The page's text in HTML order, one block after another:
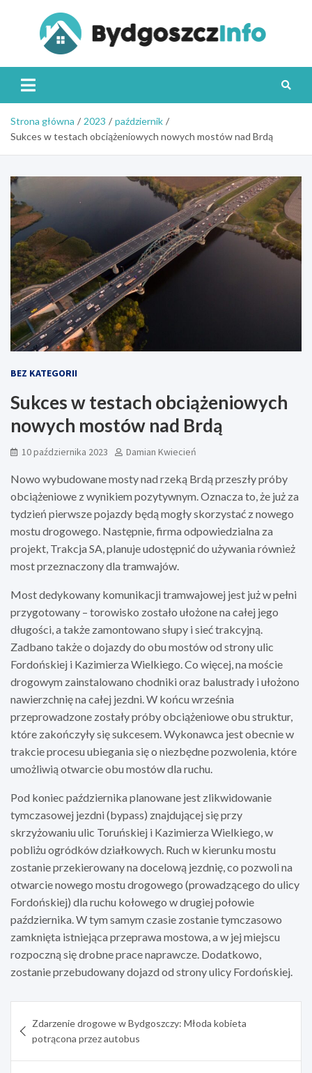
Strona główna 2023
październik
Sukces w testach obciążeniowych nowych mostów nad Brdą
BEZ KATEGORII
Sukces w testach obciążeniowych
nowych mostów nad Brdą
10 października 2023 Damian Kwiecień
Nowo wybudowane mosty nad rzeką Brdą przeszły próby
obciążeniowe z wynikiem pozytywnym. Oznacza to, że już za
tydzień pierwsze pojazdy będą mogły skorzystać z nowego
mostu drogowego. Następnie, firma odpowiedzialna za
projekt, Trakcja SA, planuje udostępnić do używania również
most przeznaczony dla tramwajów.
Most dedykowany komunikacji tramwajowej jest już w pełni
przygotowany – torowisko zostało ułożone na całej jego
długości, a także zamontowano słupy i sieć trakcyjną.
Zadbano także o dojazdy do obu mostów od strony ulic
Fordońskiej i Kazimierza Wielkiego. Co więcej, na moście
drogowym zainstalowano chodniki oraz balustrady i ułożono
nawierzchnię na całej jezdni. W końcu września
przeprowadzone zostały próby obciążeniowe obu struktur,
które zakończyły się sukcesem. Wykonawca jest obecnie w
trakcie procesu ubiegania się o niezbędne pozwolenia, które
umożliwią otwarcie obu mostów dla ruchu.
Pod koniec października planowane jest zlikwidowanie
tymczasowej jezdni (bypass) znajdującej się przy
skrzyżowaniu ulic Toruńskiej i Kazimierza Wielkiego, w
pobliżu ogródków działkowych. Ruch w kierunku mostu
zostanie przekierowany na docelową jezdnię, co pozwoli na
otwarcie nowego mostu drogowego (prowadzącego do ulicy
Fordońskiej) dla ruchu kołowego w drugiej połowie
października. W tym samym czasie zostanie tymczasowo
zamknięta istniejąca przeprawa mostowa, a w jej miejscu
rozpoczną się drobne prace naprawcze. Dodatkowo,
zostanie przebudowany dojazd od strony ulicy Fordońskiej.
wpisu
Zdarzenie drogowe w Bydgoszczy: Młoda kobieta
potrącona przez autobus